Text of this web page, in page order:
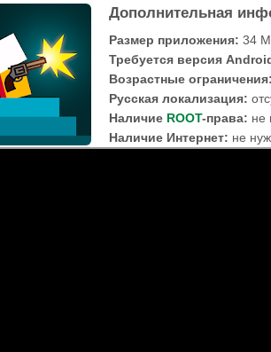
Дополнительная
Размер приложения: 34
Требуется версия
Возрастные ограничения:
Русская локализация:
Наличие ROOT-права: не
Наличие Интернет: не